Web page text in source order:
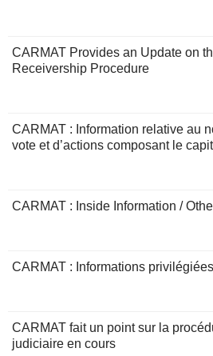
CARMAT Provides an Update on
Receivership Procedure
CARMAT : Information relative au
vote et d’actions composant le
CARMAT : Inside Information /
CARMAT : Informations
CARMAT fait un point sur la
judiciaire en cours